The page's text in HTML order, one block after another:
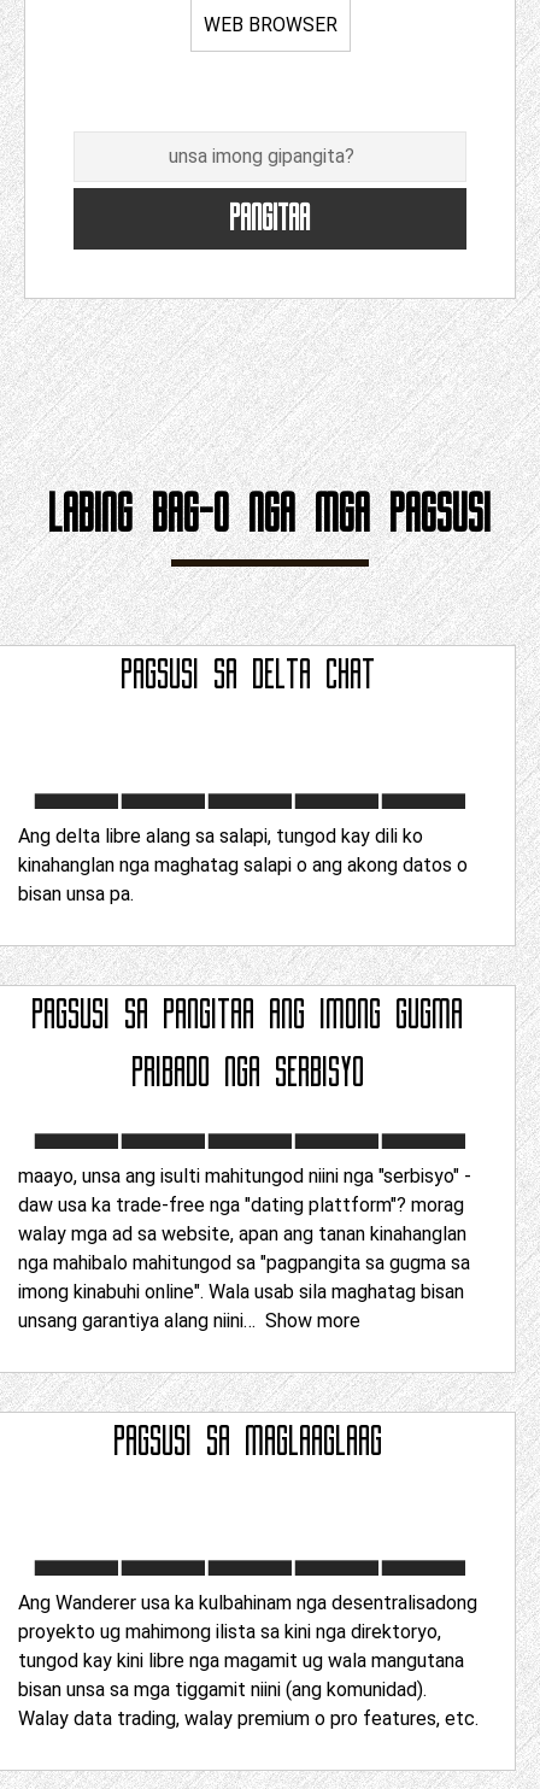
WEB BROWSER
Pangitaa
PANGITAA
LABING BAG-O NGA MGA PAGSUSI
PAGSUSI SA DELTA CHAT
Ang delta libre alang sa salapi, tungod kay dili ko
kinahanglan nga maghatag salapi o ang akong datos o
bisan unsa pa.
PAGSUSI SA PANGITAA ANG IMONG GUGMA
PRIBADO NGA SERBISYO
maayo, unsa ang isulti mahitungod niini nga "serbisyo" -
daw usa ka trade-free nga "dating plattform"? morag
walay mga ad sa website, apan ang tanan kinahanglan
nga mahibalo mahitungod sa "pagpangita sa gugma sa
imong kinabuhi online". Wala usab sila maghatag bisan
unsang garantiya alang niini
Show more
PAGSUSI SA MAGLAAGLAAG
Ang Wanderer usa ka kulbahinam nga desentralisadong
proyekto ug mahimong ilista sa kini nga direktoryo,
tungod kay kini libre nga magamit ug wala mangutana
bisan unsa sa mga tiggamit niini (ang komunidad).
Walay data trading, walay premium o pro features, etc.